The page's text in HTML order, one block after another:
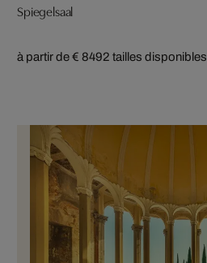
Spiegelsaal
à partir de € 8492 tailles disponibles